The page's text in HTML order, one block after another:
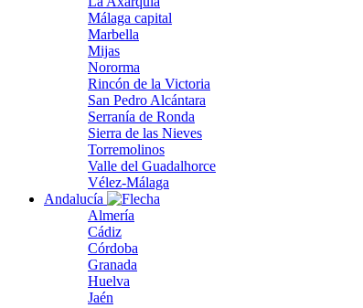
Málaga capital
Marbella
Mijas
Nororma
Rincón de la Victoria
San Pedro Alcántara
Serranía de Ronda
Sierra de las Nieves
Torremolinos
Valle del Guadalhorce
Vélez-Málaga
Andalucía
Almería
Cádiz
Córdoba
Granada
Huelva
Jaén